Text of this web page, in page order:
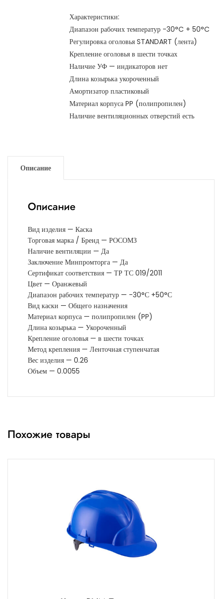
Характеристики:
Диапазон рабочих температур -30°C + 50°C
Регулировка оголовья STANDART (лента)
Крепление оголовья в шести точках
Наличие УФ — индикаторов нет
Длина козырька укороченный
Амортизатор пластиковый
Материал корпуса PP (полипропилен)
Наличие вентиляционных отверстий есть
Описание
Описание
Вид изделия — Каска
Торговая марка / Бренд — РОСОМЗ
Наличие вентиляции — Да
Заключение Минпромторга — Да
Сертификат соответствия — ТР ТС 019/2011
Цвет — Оранжевый
Диапазон рабочих температур — -30°С +50°С
Вид каски — Общего назначения
Материал корпуса — полипропилен (PP)
Длина козырька — Укороченный
Крепление оголовья — в шести точках
Метод крепления — Ленточная ступенчатая
Вес изделия — 0.26
Объем — 0.0055
Похожие товары